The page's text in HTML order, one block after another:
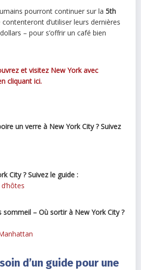
pourront continuer sur la5th
d’utiliser leurs dernières
– pour s’offrir un café bien
et visitez New York avec
cliquant ici.
un verre à New York City ? Suivez
City ? Suivez le guide :
sommeil – Où sortir à New York City ?
d’un guide pour une